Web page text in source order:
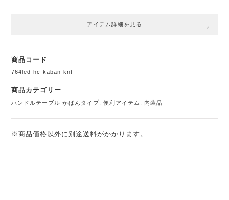
アイテム詳細を見る
商品コード
764led-hc-kaban-knt
商品カテゴリー
ハンドルテーブル かばんタイプ ,便利アイテム 内装品
※商品価格以外に別途送料がかかります。